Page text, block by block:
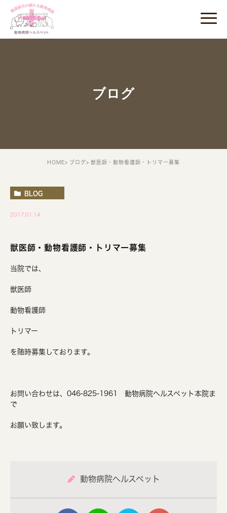
ブログ
HOME ブログ 獣医師・動物看護師・トリマー募集
BLOG
2017.01.14
獣医師・動物看護師・トリマー募集
当院では、
獣医師
動物看護師
トリマー
を随時募集しております。
お問い合わせは、046-825-1961 動物病院ヘルスペット本院ま
で
お願い致します。
動物病院ヘルスペット